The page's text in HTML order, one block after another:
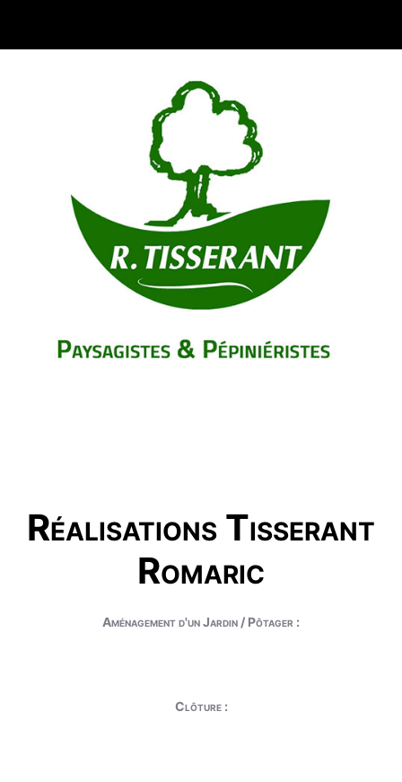
Réalisations Tisserant
Romaric
Aménagement d'un Jardin / Pôtager :
Clôture :